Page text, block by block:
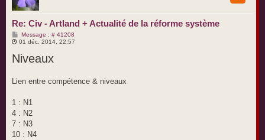
Re: Civ - Artland + Actualité de la réforme système
Message : # 41208M
e
01 déc. 2014, 22:57
Niveaux
Lien entre compétence & niveaux
1 : N1
4 : N2
7 : N3
10 : N4